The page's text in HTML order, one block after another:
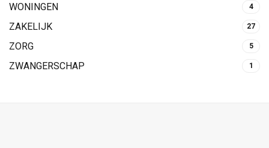
WONINGEN 4
ZAKELIJK 27
ZORG 5
ZWANGERSCHAP 1